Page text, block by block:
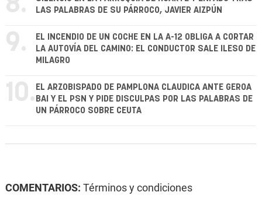
LAS PALABRAS DE SU PÁRROCO, JAVIER AIZPÚN
9.
EL INCENDIO DE UN COCHE EN LA A-12 OBLIGA A CORTAR
LA AUTOVÍA DEL CAMINO: EL CONDUCTOR SALE ILESO DE
MILAGRO
10. EL ARZOBISPADO DE PAMPLONA CLAUDICA ANTE GEROA
BAI Y EL PSN Y PIDE DISCULPAS POR LAS PALABRAS DE
UN PÁRROCO SOBRE CEUTA
COMENTARIOS: Términos y condiciones